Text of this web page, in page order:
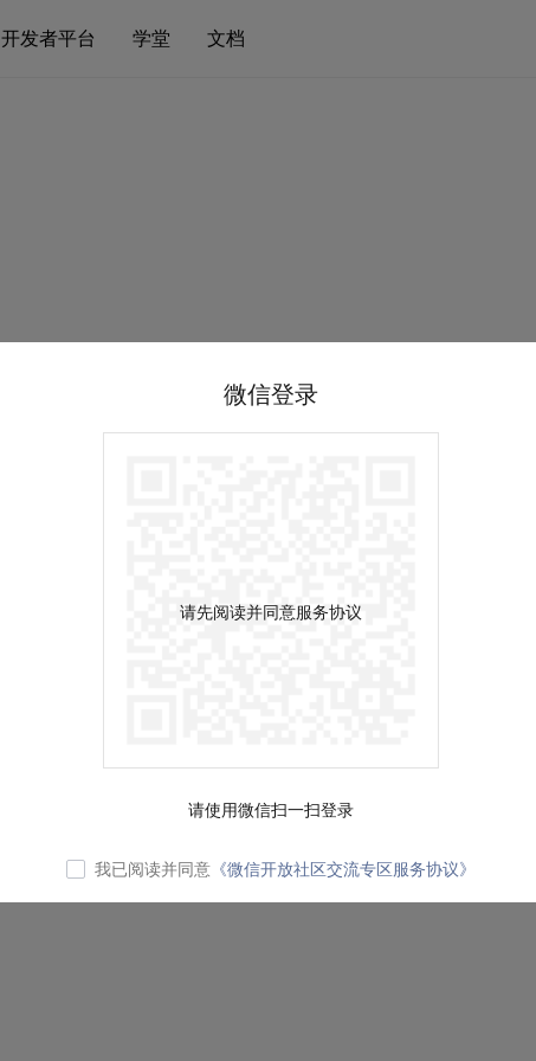
开发者平台 学堂 文档
微信登录
请先阅读并同意服务协议
请使用微信扫一扫登录
我已阅读并同意 《微信开放社区交流专区服务协议》